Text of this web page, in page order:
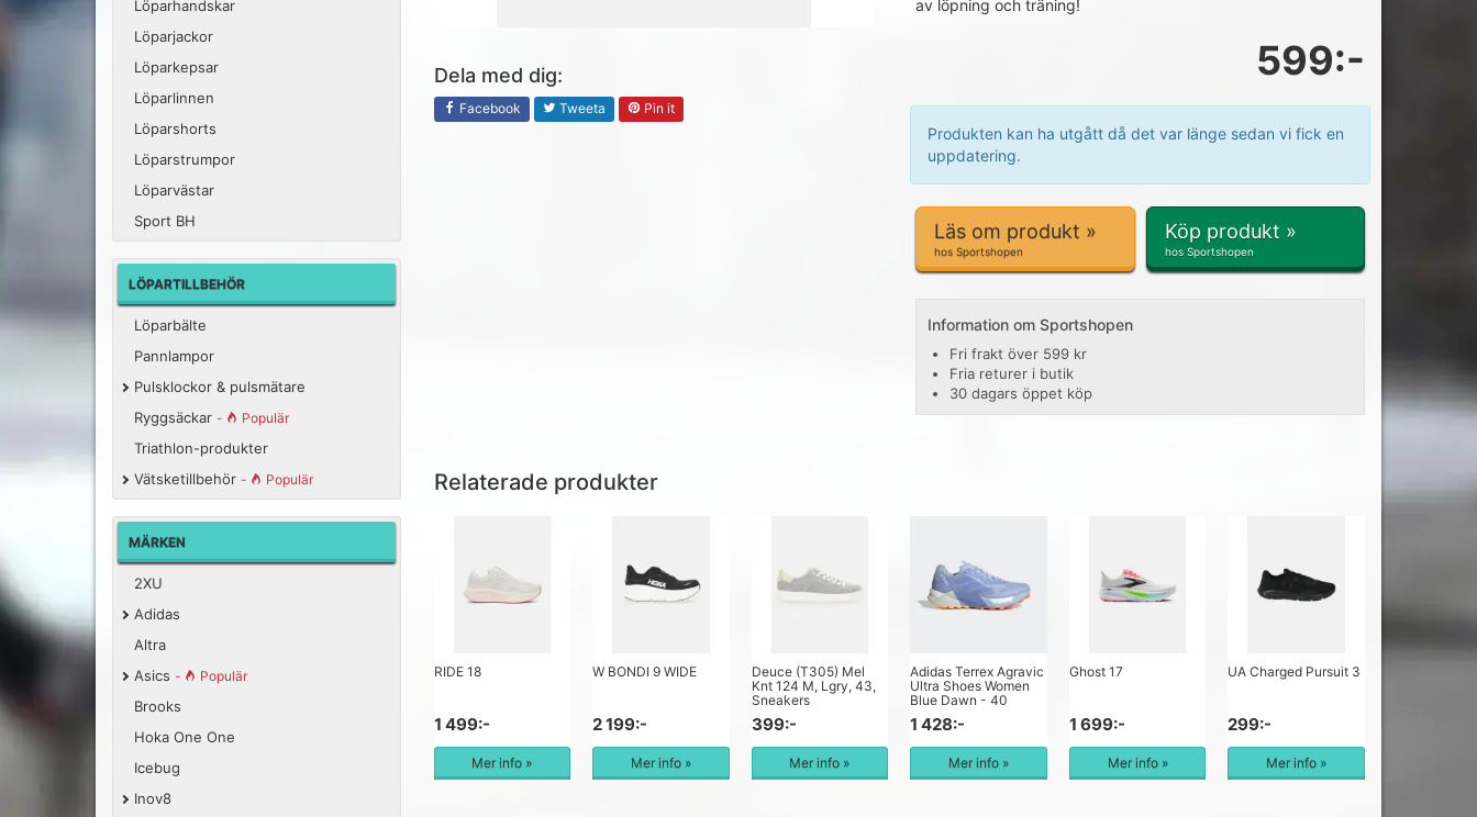
Löparhandskar
Löparjackor
Löparkepsar
Löparlinnen
Löparshorts
Löparstrumpor
Löparvästar
Sport BH
LÖPARTILLBEHÖR
Löparbälte
Pannlampor
Pulsklockor & pulsmätare
Ryggsäckar - Populär
Triathlon-produkter
Vätsketillbehör - Populär
MÄRKEN
2XU
Adidas
Altra
Asics - Populär
Brooks
Hoka One One
Icebug
Inov8
Dela med dig:
Facebook Tweeta Pin it
av löpning och träning!
599:-
Produkten kan ha utgått då det var länge sedan vi fick en
uppdatering.
Läs om produkt »
hos Sportshopen
Köp produkt »
hos Sportshopen
Information om Sportshopen
Fri frakt över 599 kr
Fria returer i butik
30 dagars öppet köp
Relaterade produkter
RIDE 18
1 499:-
Mer info »
W BONDI 9 WIDE
2 199:-
Mer info »
Deuce (T305) Mel
Knt 124 M, Lgry, 43,
Sneakers
399:-
Mer info »
Adidas Terrex Agravic
Ultra Shoes Women
Blue Dawn - 40
1 428:-
Mer info »
Ghost 17
1 699:-
Mer info »
UA Charged Pursuit 3
299:-
Mer info »